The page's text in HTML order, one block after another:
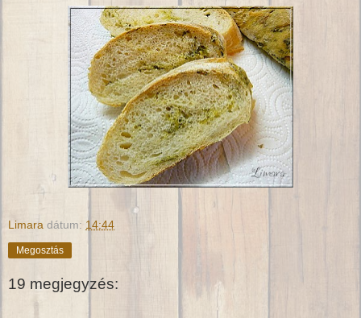
Limara dátum: 14:44
Megosztás
19 megjegyzés: